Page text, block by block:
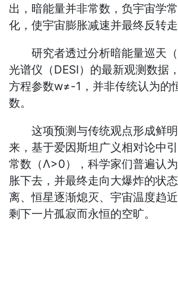
出，暗能量并非常数，负宇宙学
化，使宇宙膨胀减速并最终反转走
研究者透过分析暗能量巡天（
光谱仪（DESI）的最新观测数据
方程参数w≠-1，并非传统认为的
数。
这项预测与传统观点形成鲜明
来，基于爱因斯坦广义相对论中
常数（Λ>0），科学家们普遍认
胀下去，并最终走向大爆炸的状
离、恒星逐渐熄灭、宇宙温度趋
剩下一片孤寂而永恒的空旷。